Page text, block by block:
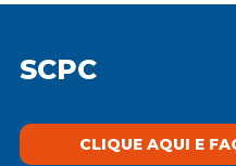
SCPC
CLIQUE AQUI E